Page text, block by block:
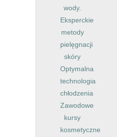
wody.
Eksperckie
metody
pielęgnacji
skóry
Optymalna
technologia
chłodzenia
Zawodowe
kursy
kosmetyczne